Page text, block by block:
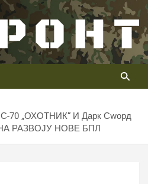
„ОХОТНИК“ И Дарк Сwорд
РАЗВОЈУ НОВЕ БПЛ